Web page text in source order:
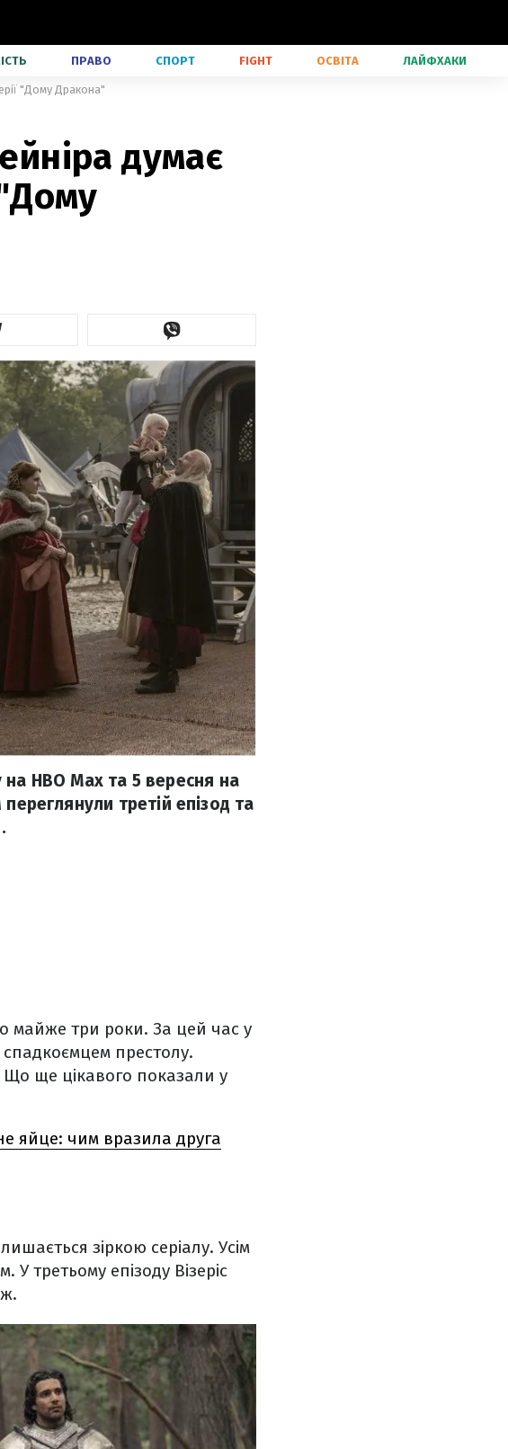
ПРАВО СПОРТ FIGHT ОСВІТА ЛАЙФХАКИ
"Дому Дракона"
думає
на HBO Max та 5 вересня на
третій епізод та
майже три роки. За цей час у
престолу.
Що ще цікавого показали у
яйце: чим вразила друга
зіркою серіалу. Усім
У третьому епізоду Візеріс